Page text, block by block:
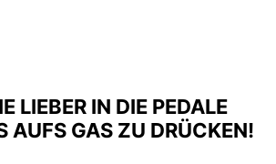
LIEBER IN DIE PEDALE
AUFS GAS ZU DRÜCKEN!